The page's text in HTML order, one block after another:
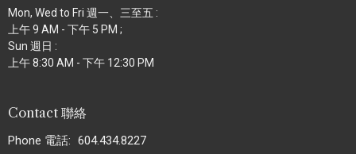
Mon, Wed to Fri 週一、三至五 :
上午 9 AM - 下午 5 PM ;
Sun 週日 :
上午 8:30 AM - 下午 12:30 PM
Contact 聯絡
Phone 電話: 604.434.8227